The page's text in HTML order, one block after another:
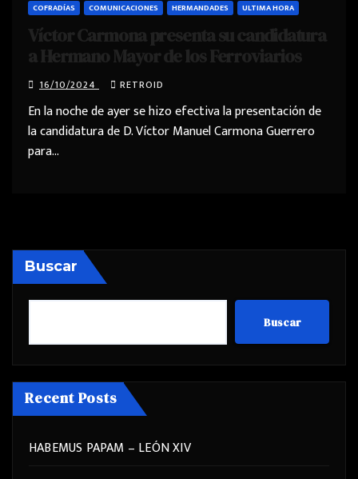
COFRADÍAS COMUNICACIONES HERMANDADES ULTIMA HORA
Víctor Carmona presenta su candidatura
a Hermano Mayor de los Ferroviarios
16/10/2024 RETROID
En la noche de ayer se hizo efectiva la presentación de
la candidatura de D. Víctor Manuel Carmona Guerrero
para…
Buscar
Buscar
Recent Posts
HABEMUS PAPAM – LEÓN XIV